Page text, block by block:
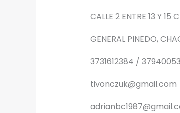
CALLE 2 ENTRE 13 Y 15
GENERAL PINEDO,
3731612384 /
tivonczuk@gmail.com